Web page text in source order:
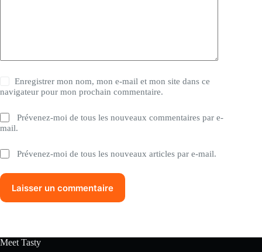
Enregistrer mon nom, mon e-mail et mon site dans ce
navigateur pour mon prochain commentaire.
Prévenez-moi de tous les nouveaux commentaires par e-
mail.
Prévenez-moi de tous les nouveaux articles par e-mail.
Laisser un commentaire
Meet Tasty